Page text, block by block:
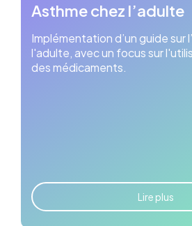
Asthme chez l’adulte
Implémentation d’un guide sur
l'adulte, avec un focus sur
des médicaments.
Lire plus